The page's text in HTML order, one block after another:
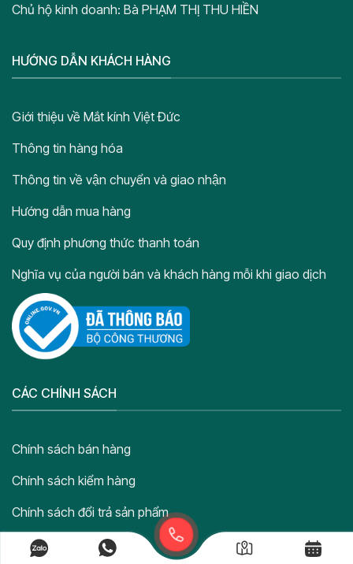
Chủ hộ kinh doanh: Bà PHẠM THỊ THU HIỀN
HƯỚNG DẪN KHÁCH HÀNG
Giới thiệu về Mắt kính Việt Đức
Thông tin hàng hóa
Thông tin về vận chuyển và giao nhận
Hướng dẫn mua hàng
Quy định phương thức thanh toán
Nghĩa vụ của người bán và khách hàng mỗi khi giao dịch
CÁC CHÍNH SÁCH
Chính sách bán hàng
Chính sách kiểm hàng
Chính sách đổi trả sản phẩm
Chính sách hoàn tiền